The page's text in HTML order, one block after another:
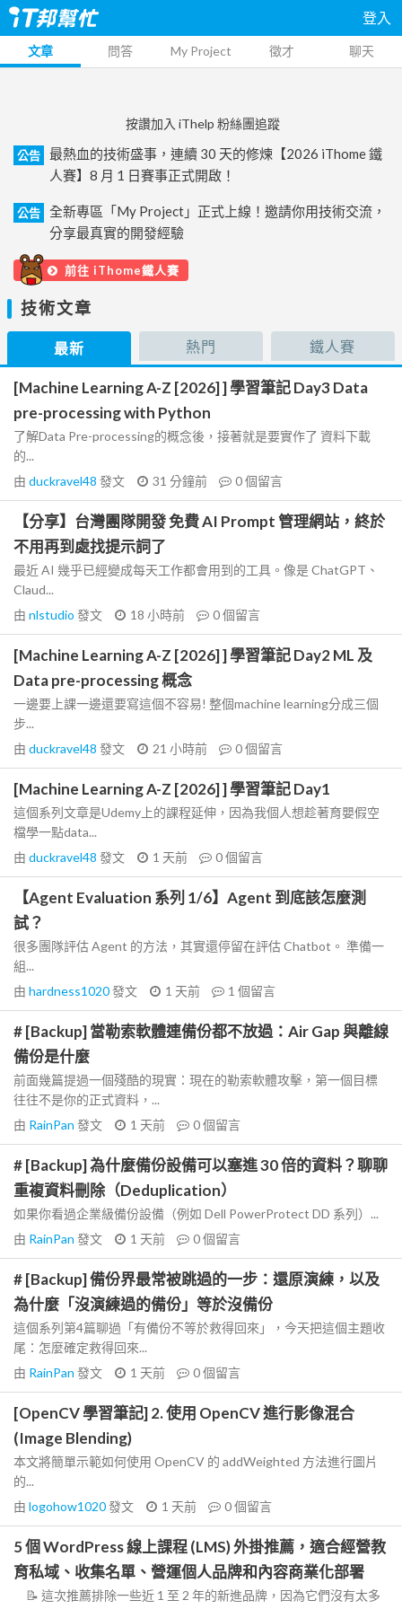
登入
文章 問答 My Project 徵才 聊天
按讚加入 iThelp 粉絲團追蹤
公告
最熱血的技術盛事，連續 30 天的修煉【2026 iThome 鐵
人賽】8 月 1 日賽事正式開啟！
公告
全新專區「My Project」正式上線！邀請你用技術交流，
分享最真實的開發經驗
前往 iThome鐵人賽
技術文章
最新 熱門 鐵人賽
[Machine Learning A-Z [2026] ] 學習筆記 Day3 Data
pre-processing with Python
了解Data Pre-processing的概念後，接著就是要實作了 資料下載
的...
由 duckravel48 發文 31 分鐘前 0個留言
【分享】台灣團隊開發 免費 AI Prompt 管理網站，終於
不用再到處找提示詞了
最近 AI 幾乎已經變成每天工作都會用到的工具。像是 ChatGPT、
Claud...
由 nlstudio 發文 18 小時前 0個留言
[Machine Learning A-Z [2026] ] 學習筆記 Day2 ML 及
Data pre-processing 概念
一邊要上課一邊還要寫這個不容易! 整個machine learning分成三個
步...
由 duckravel48 發文 21 小時前 0個留言
[Machine Learning A-Z [2026] ] 學習筆記 Day1
這個系列文章是Udemy上的課程延伸，因為我個人想趁著育嬰假空
檔學一點data...
由 duckravel48 發文 1 天前 0個留言
【Agent Evaluation 系列 1/6】Agent 到底該怎麼測
試？
很多團隊評估 Agent 的方法，其實還停留在評估 Chatbot。 準備一
組...
由 hardness1020發文 1 天前 1 個留言
# [Backup] 當勒索軟體連備份都不放過：Air Gap 與離線
備份是什麼
前面幾篇提過一個殘酷的現實：現在的勒索軟體攻擊，第一個目標
往往不是你的正式資料，...
由 RainPan 發文 1 天前 0個留言
# [Backup] 為什麼備份設備可以塞進 30 倍的資料？聊聊
重複資料刪除（Deduplication）
如果你看過企業級備份設備（例如 Dell PowerProtect DD 系列）...
由 RainPan 發文 1 天前 0個留言
# [Backup] 備份界最常被跳過的一步：還原演練，以及
為什麼「沒演練過的備份」等於沒備份
這個系列第4篇聊過「有備份不等於救得回來」，今天把這個主題收
尾：怎麼確定救得回來...
由 RainPan 發文 1 天前 0個留言
[OpenCV 學習筆記] 2. 使用 OpenCV 進行影像混合
(Image Blending)
本文將簡單示範如何使用 OpenCV 的 addWeighted 方法進行圖片
的...
由 logohow1020發文 1 天前 0個留言
5 個 WordPress 線上課程 (LMS) 外掛推薦，適合經營教
育私域、收集名單、營運個人品牌和內容商業化部署
📝 這次推薦排除一些近 1 至 2 年的新進品牌，因為它們沒有太多